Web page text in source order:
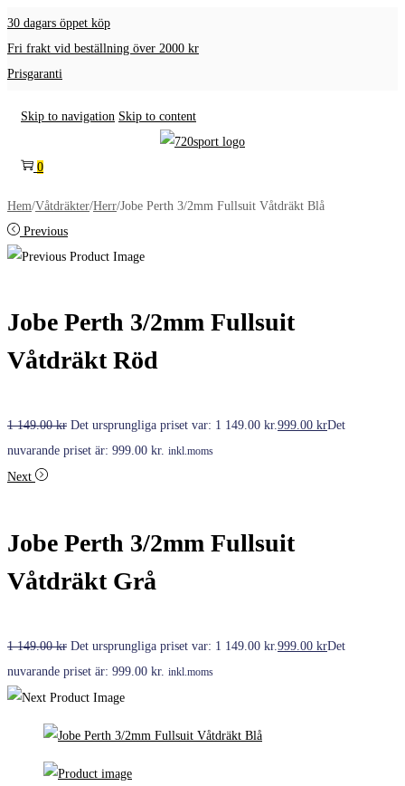
30 dagars öppet köp
Fri frakt vid beställning över 2000 kr
Prisgaranti
Skip to navigation Skip to content
0
Hem/Våtdräkter/Herr/Jobe Perth 3/2mm Fullsuit Våtdräkt Blå
Previous
Jobe Perth 3/2mm Fullsuit
Våtdräkt Röd
1 149.00kr Det ursprungliga priset var: 1 149.00 kr.999.00 krDet
nuvarande priset är: 999.00 kr. inkl.moms
Next
Jobe Perth 3/2mm Fullsuit
Våtdräkt Grå
1 149.00kr Det ursprungliga priset var: 1 149.00 kr. 999.00 krDet
nuvarande priset är: 999.00 kr. inkl.moms